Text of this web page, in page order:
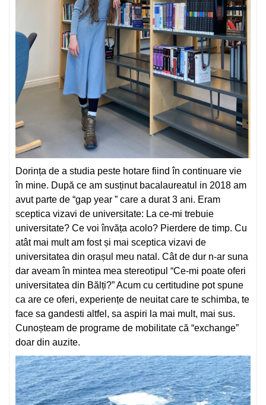
Dorința de a studia peste hotare fiind în continuare vie
în mine. După ce am susținut bacalaureatul in 2018 am
avut parte de “gap year ” care a durat 3 ani. Eram
sceptica vizavi de universitate: La ce-mi trebuie
universitate? Ce voi învăța acolo? Pierdere de timp. Cu
atât mai mult am fost și mai sceptica vizavi de
universitatea din orașul meu natal. Cât de dur n-ar suna
dar aveam în mintea mea stereotipul “Ce-mi poate oferi
universitatea din Bălți?” Acum cu certitudine pot spune
ca are ce oferi, experiențe de neuitat care te schimba, te
face sa gandesti altfel, sa aspiri la mai mult, mai sus.
Cunoșteam de programe de mobilitate că “exchange”
doar din auzite.